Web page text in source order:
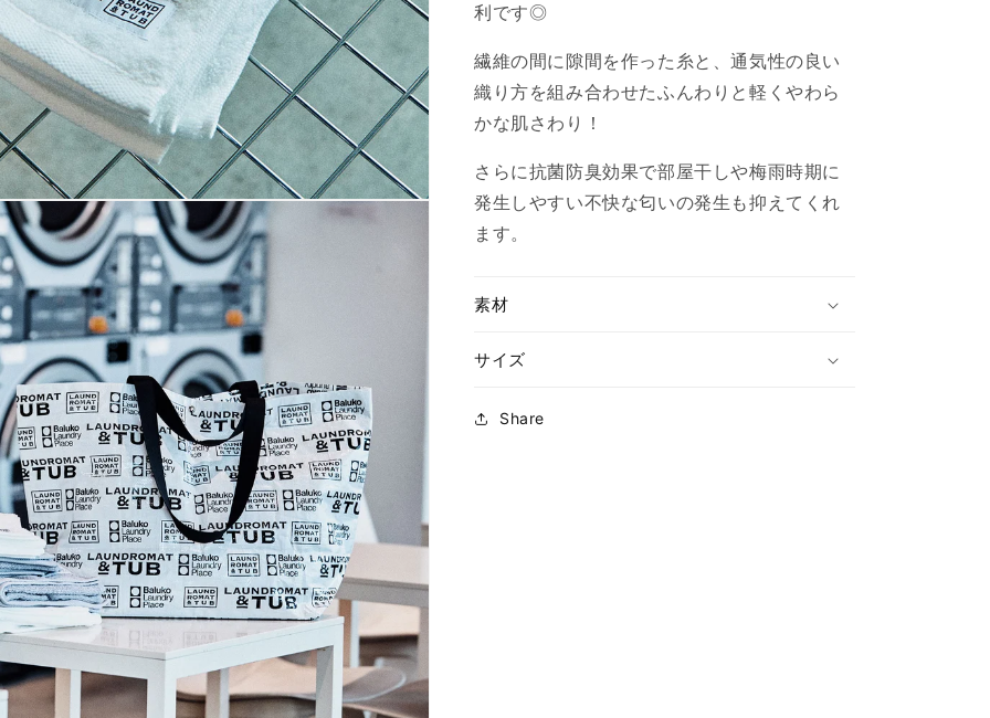
ル
数
量
を
ら
す
数
量
や
す
利です◎
繊維の間に隙間を作った糸と、通気性の良い
織り方を組み合わせたふんわりと軽くやわら
かな肌さわり！
さらに抗菌防臭効果で部屋干しや梅雨時期に
発生しやすい不快な匂いの発生も抑えてくれ
ます。
素材
サイズ
Share